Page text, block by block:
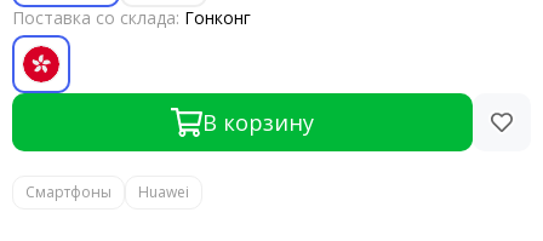
Поставка со склада: Гонконг
В корзину
Смартфоны Huawei